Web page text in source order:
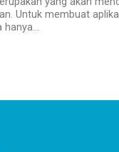
Untuk membuat